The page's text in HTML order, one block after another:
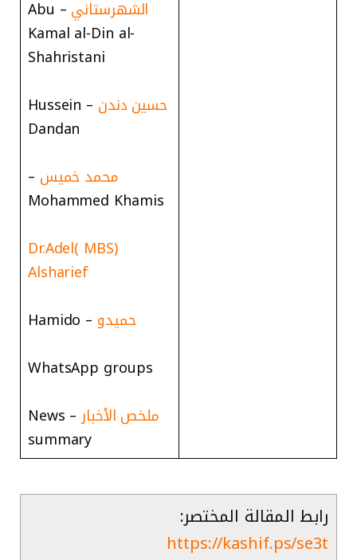
الشهرستاني
– Abu
Kamal al-Din al-
Shahristani
حسين دندن
– Hussein
Dandan
محمد خميس –
Mohammed Khamis
(MBS )Dr.Adel
Alsharief
حميدو – Hamido
WhatsApp groups
ملخص الأخبار
– News
summary
رابط المقالة المختصر:
https://kashif.ps/se3t